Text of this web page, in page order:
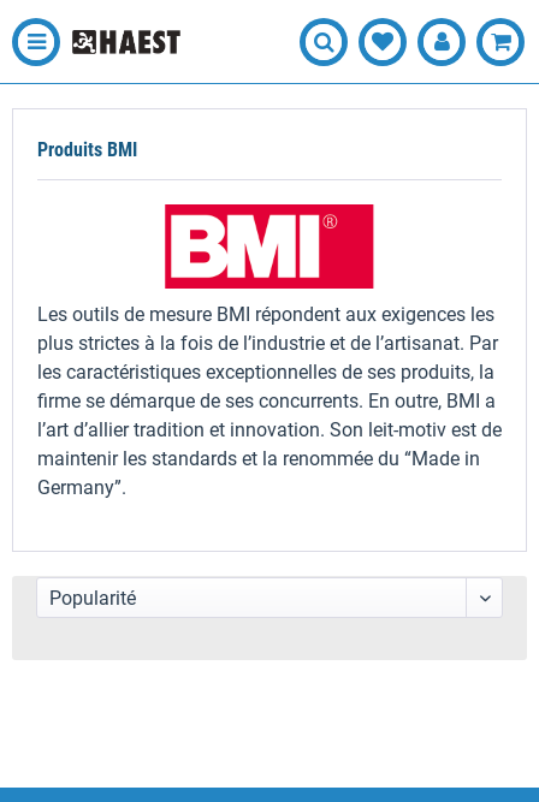
Produits BMI
Les outils de mesure BMI répondent aux exigences les
plus strictes à la fois de l’industrie et de l’artisanat. Par
les caractéristiques exceptionnelles de ses produits, la
firme se démarque de ses concurrents. En outre, BMI a
l’art d’allier tradition et innovation. Son leit-motiv est de
maintenir les standards et la renommée du “Made in
Germany”.